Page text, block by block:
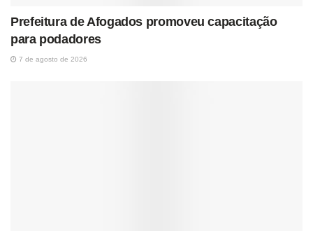
Prefeitura de Afogados promoveu capacitação
para podadores
7 de agosto de 2026